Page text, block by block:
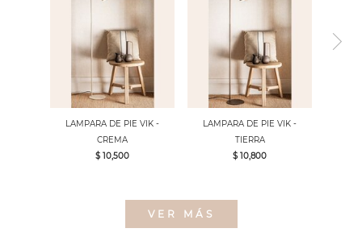
LAMPARA DE PIE VIK -
CREMA
$ 10,500
LAMPARA DE PIE VIK -
TIERRA
$ 10,800
VER MÁS